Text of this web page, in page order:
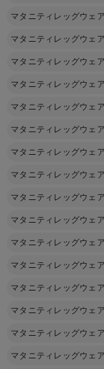
マタニティレッグウェア
マタニティレッグウェア
マタニティレッグウェア
マタニティレッグウェア
マタニティレッグウェア
マタニティレッグウェア
マタニティレッグウェア
マタニティレッグウェア
マタニティレッグウェア
マタニティレッグウェア
マタニティレッグウェア
マタニティレッグウェア
マタニティレッグウェア
マタニティレッグウェア
マタニティレッグウェア
マタニティレッグウェア